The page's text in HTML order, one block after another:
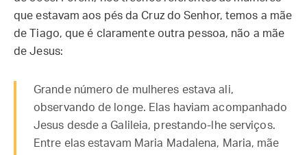
que estavam aos pés da Cruz do Senhor, temos a mãe
de Tiago, que é claramente outra pessoa, não a mãe
de Jesus:
Grande número de mulheres estava ali,
observando de longe. Elas haviam acompanhado
Jesus desde a Galileia, prestando-lhe serviços.
Entre elas estavam Maria Madalena, Maria, mãe